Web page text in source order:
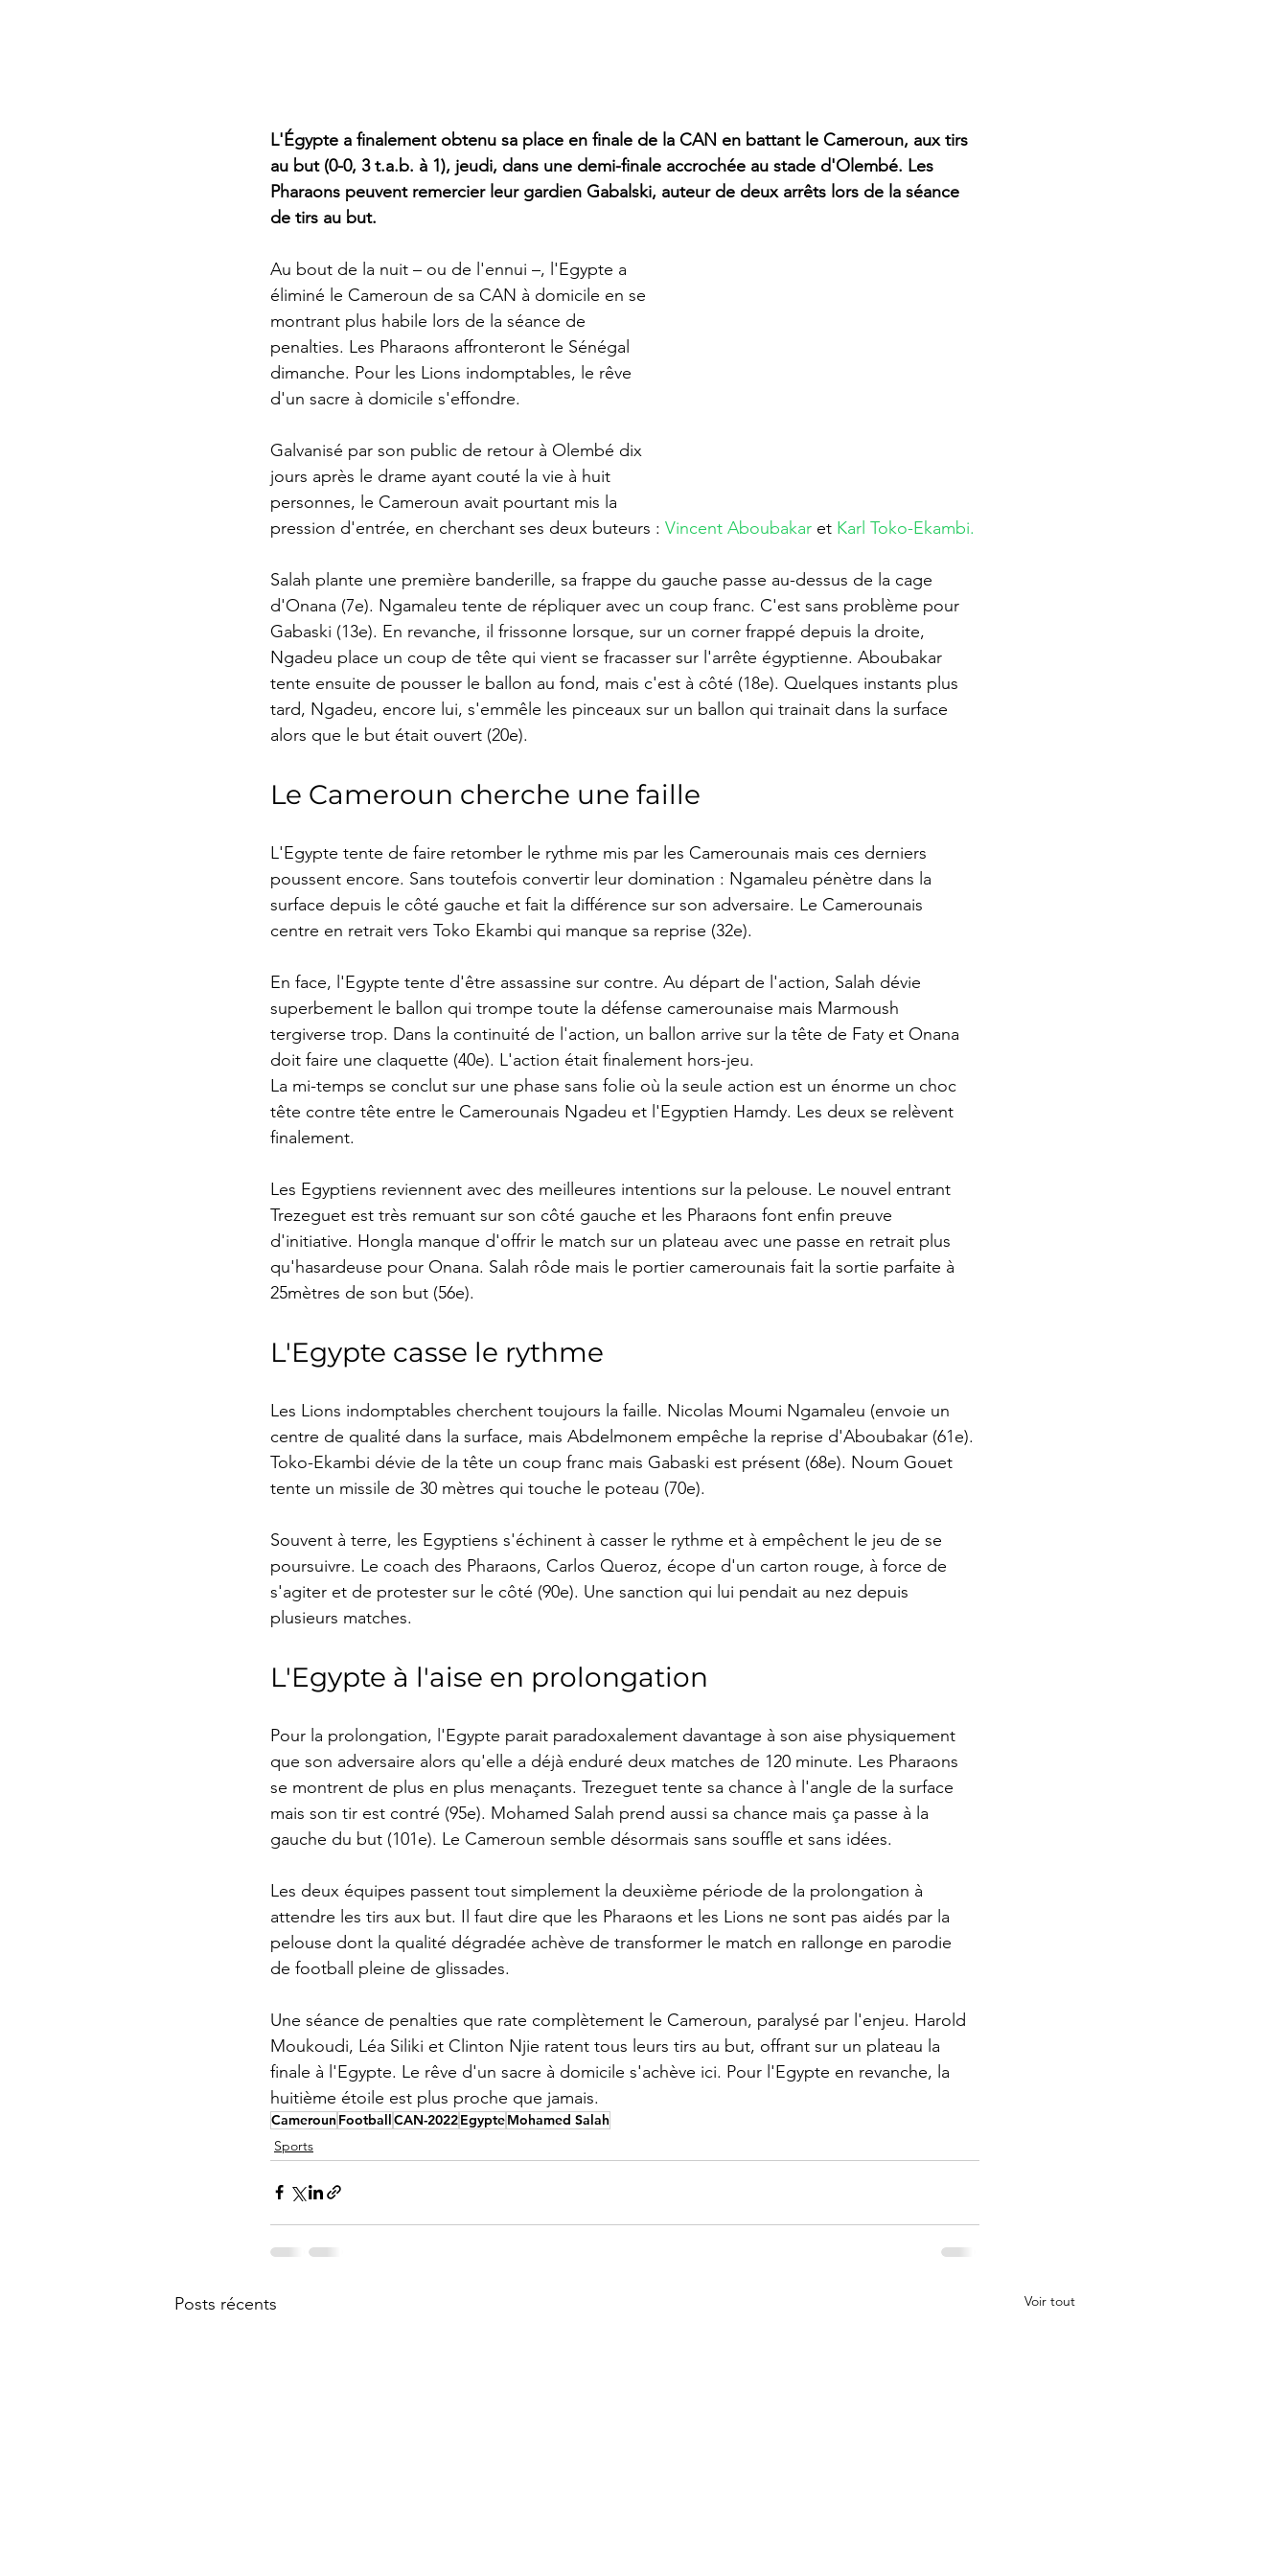
L'Égypte a finalement obtenu sa place en finale de la CAN en battant le Cameroun, aux tirs
au but (0-0, 3 t.a.b. à 1), jeudi, dans une demi-finale accrochée au stade d'Olembé. Les
Pharaons peuvent remercier leur gardien Gabalski, auteur de deux arrêts lors de la séance
de tirs au but.
Au bout de la nuit – ou de l'ennui –, l'Egypte a
éliminé le Cameroun de sa CAN à domicile en se
montrant plus habile lors de la séance de
penalties. Les Pharaons affronteront le Sénégal
dimanche. Pour les Lions indomptables, le rêve
d'un sacre à domicile s'effondre.
Galvanisé par son public de retour à Olembé dix
jours après le drame ayant couté la vie à huit
personnes, le Cameroun avait pourtant mis la
pression d'entrée, en cherchant ses deux buteurs : Vincent Aboubakar et Karl Toko-Ekambi.
Salah plante une première banderille, sa frappe du gauche passe au-dessus de la cage
d'Onana (7e). Ngamaleu tente de répliquer avec un coup franc. C'est sans problème pour
Gabaski (13e). En revanche, il frissonne lorsque, sur un corner frappé depuis la droite,
Ngadeu place un coup de tête qui vient se fracasser sur l'arrête égyptienne. Aboubakar
tente ensuite de pousser le ballon au fond, mais c'est à côté (18e). Quelques instants plus
tard, Ngadeu, encore lui, s'emmêle les pinceaux sur un ballon qui trainait dans la surface
alors que le but était ouvert (20e).
Le Cameroun cherche une faille
L'Egypte tente de faire retomber le rythme mis par les Camerounais mais ces derniers
poussent encore. Sans toutefois convertir leur domination : Ngamaleu pénètre dans la
surface depuis le côté gauche et fait la différence sur son adversaire. Le Camerounais
centre en retrait vers Toko Ekambi qui manque sa reprise (32e).
En face, l'Egypte tente d'être assassine sur contre. Au départ de l'action, Salah dévie
superbement le ballon qui trompe toute la défense camerounaise mais Marmoush
tergiverse trop. Dans la continuité de l'action, un ballon arrive sur la tête de Faty et Onana
doit faire une claquette (40e). L'action était finalement hors-jeu.
La mi-temps se conclut sur une phase sans folie où la seule action est un énorme un choc
tête contre tête entre le Camerounais Ngadeu et l'Egyptien Hamdy. Les deux se relèvent
finalement.
Les Egyptiens reviennent avec des meilleures intentions sur la pelouse. Le nouvel entrant
Trezeguet est très remuant sur son côté gauche et les Pharaons font enfin preuve
d'initiative. Hongla manque d'offrir le match sur un plateau avec une passe en retrait plus
qu'hasardeuse pour Onana. Salah rôde mais le portier camerounais fait la sortie parfaite à
25mètres de son but (56e).
L'Egypte casse le rythme
Les Lions indomptables cherchent toujours la faille. Nicolas Moumi Ngamaleu (envoie un
centre de qualité dans la surface, mais Abdelmonem empêche la reprise d'Aboubakar (61e).
Toko-Ekambi dévie de la tête un coup franc mais Gabaski est présent (68e). Noum Gouet
tente un missile de 30 mètres qui touche le poteau (70e).
Souvent à terre, les Egyptiens s'échinent à casser le rythme et à empêchent le jeu de se
poursuivre. Le coach des Pharaons, Carlos Queroz, écope d'un carton rouge, à force de
s'agiter et de protester sur le côté (90e). Une sanction qui lui pendait au nez depuis
plusieurs matches.
L'Egypte à l'aise en prolongation
Pour la prolongation, l'Egypte parait paradoxalement davantage à son aise physiquement
que son adversaire alors qu'elle a déjà enduré deux matches de 120 minute. Les Pharaons
se montrent de plus en plus menaçants. Trezeguet tente sa chance à l'angle de la surface
mais son tir est contré (95e). Mohamed Salah prend aussi sa chance mais ça passe à la
gauche du but (101e). Le Cameroun semble désormais sans souffle et sans idées.
Les deux équipes passent tout simplement la deuxième période de la prolongation à
attendre les tirs aux but. Il faut dire que les Pharaons et les Lions ne sont pas aidés par la
pelouse dont la qualité dégradée achève de transformer le match en rallonge en parodie
de football pleine de glissades.
Une séance de penalties que rate complètement le Cameroun, paralysé par l'enjeu. Harold
Moukoudi, Léa Siliki et Clinton Njie ratent tous leurs tirs au but, offrant sur un plateau la
finale à l'Egypte. Le rêve d'un sacre à domicile s'achève ici. Pour l'Egypte en revanche, la
huitième étoile est plus proche que jamais.
Cameroun FootballCAN-2022EgypteMohamed Salah
Sports
Posts récents Voir tout